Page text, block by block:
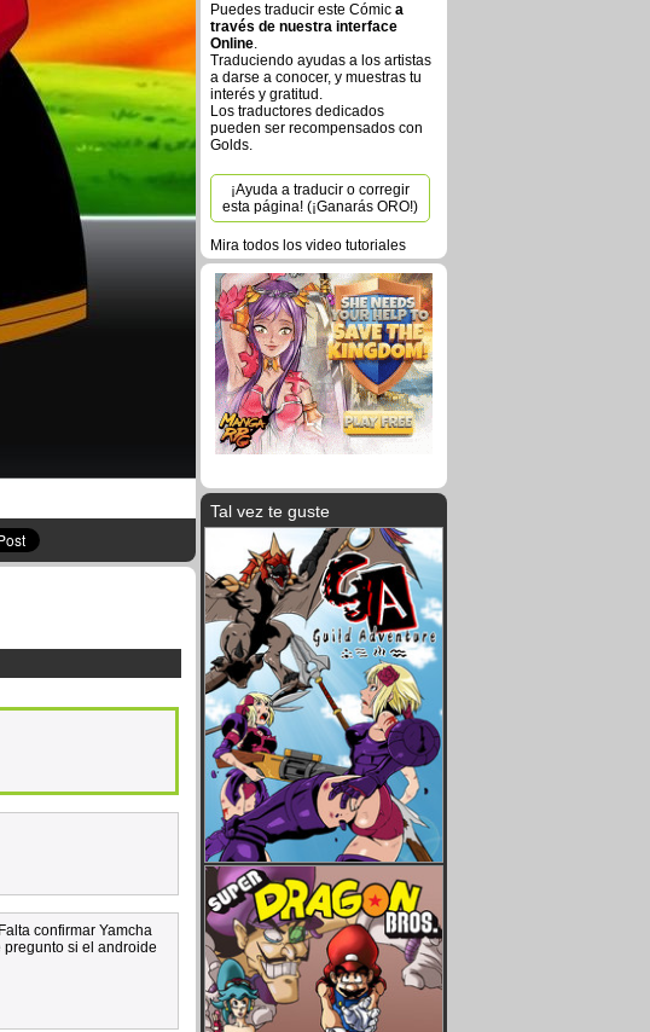
confirmar Yamcha
pregunto si el androide
Puedes traducir este Cómic a
través de nuestra interface
Online.
Traduciendo ayudas a los artistas
a darse a conocer, y muestras tu
interés y gratitud.
Los traductores dedicados
pueden ser recompensados con
Golds.
¡Ayuda a traducir o corregir
esta página! (¡Ganarás ORO!)
Mira todos los video tutoriales
Tal vez te guste